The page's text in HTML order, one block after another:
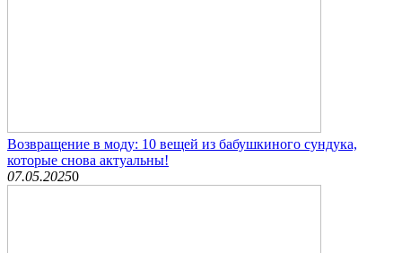
Возвращение в моду: 10 вещей из бабушкиного сундука,
которые снова актуальны!
07.05.20250